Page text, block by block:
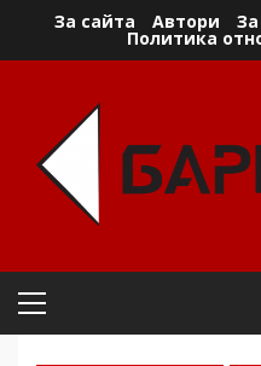
За сайта Автори
Политика
Primary